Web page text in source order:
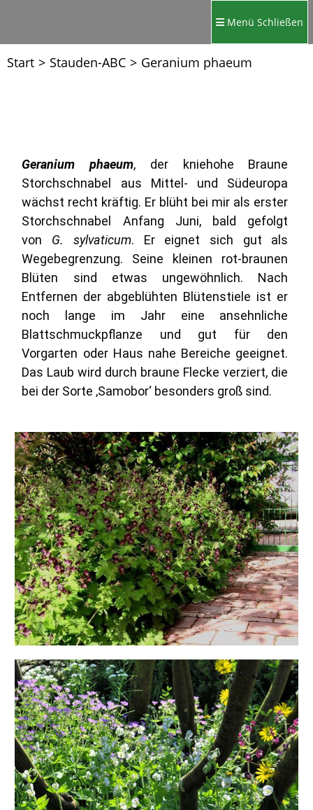
Menü Schließen
Start > Stauden-ABC > Geranium phaeum
Geranium phaeum, der kniehohe Braune
Storchschnabel aus Mittel- und Südeuropa
wächst recht kräftig. Er blüht bei mir als erster
Storchschnabel Anfang Juni, bald gefolgt
von G. sylvaticum. Er eignet sich gut als
Wegebegrenzung. Seine kleinen rot-braunen
Blüten sind etwas ungewöhnlich. Nach
Entfernen der abgeblühten Blütenstiele ist er
noch lange im Jahr eine ansehnliche
Blattschmuckpflanze und gut für den
Vorgarten oder Haus nahe Bereiche geeignet.
Das Laub wird durch braune Flecke verziert, die
bei der Sorte ‚Samobor‘ besonders groß sind.